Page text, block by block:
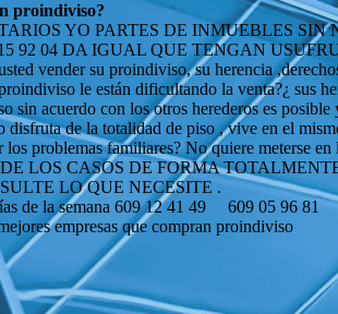
proindiviso?
YO PARTES DE INMUEBLES
92 04 DA IGUAL QUE TENGAN
vender su proindiviso, su herencia
le están dificultando la venta?¿ sus
sin acuerdo con los otros herederos es
disfruta de la totalidad de piso , vive en el
problemas familiares? No quiere meterse en
LOS CASOS DE FORMA
LO QUE NECESITE .
de la semana 609 12 41 49 609 05 96 81
empresas que compran proindiviso